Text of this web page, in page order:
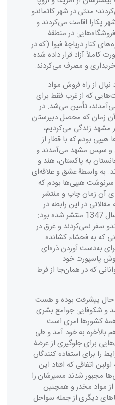
مدتی در شهر کاتماندو
پکارا اقامت می‌کردند و
در منطقۀ
کنار دریاچۀ فیوا (که در
کاملاً آزاد قرار داده شده
خریداری و مصرف می‌کردند.
از راه فروش مواد
که از غرب فقط برای
تأمین می‌شد. در
40 شمسی آن زمان که محصل دبیرستان
مشهد زندگی می‌کردیم،
بودم که با قطار از
و سپس مشهد می‌آمدند و
به پاکستان، هند و
به واسطۀ عشق و علاقه‌ای
سرنوشت هیپی‌ها بودم که
آن زمان چاپ و منتشر
در این رابطه در
مجلۀ «اطلاعات هفتگی» سال 1347 منتشر شده بود:
سفر نمی‌کردند و غرق در
که به فحشاء کشانده
به‌‌دست آوردن ذره‌ای
پاسپورت خود
که در همان‌جا از فرط
حال پیشرفت بوده و هست
و شکوفایی جوامع بشری
کشورها امری است
بالأخره به خود آمد و طی
برای جلوگیری از عرضۀ
را برای استفاده کنندگان
اتفاقی که افتاد این
مجبور شدند مسیرشان را
مواد مخدر و همچنین
دیگری از جمله سواحل